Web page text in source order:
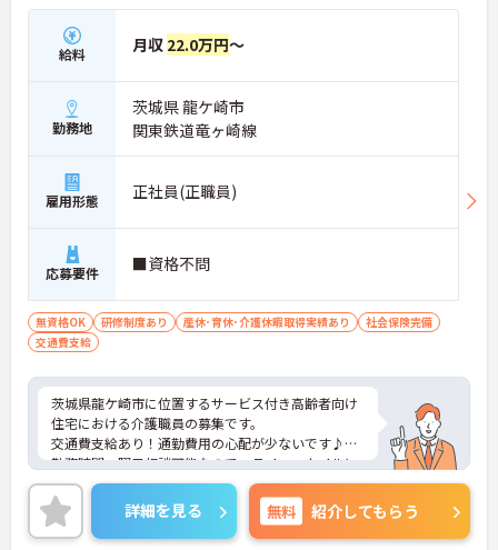
給料 月収 22.0万円～
勤務地
茨城県 龍ケ崎市
関東鉄道竜ヶ崎線
雇用形態 正社員(正職員)
応募要件 ■資格不問
無資格OK 研修制度あり 産休･育休･介護休暇取得実績あり
社会保険完備
交通費支給
茨城県龍ケ崎市に位置するサービス付き高齢者向け
住宅における介護職員の募集です。
交通費支給あり！通勤費用の心配が少ないです♪
勤務時間・曜日相談可能なので、ライフスタイルに
合わせて働きやすい環境です◎
ご興味のある方には面接ポイントをお伝えしますの
で、お気軽にお問い合わせください！
詳細を見る 無料 紹介してもらう